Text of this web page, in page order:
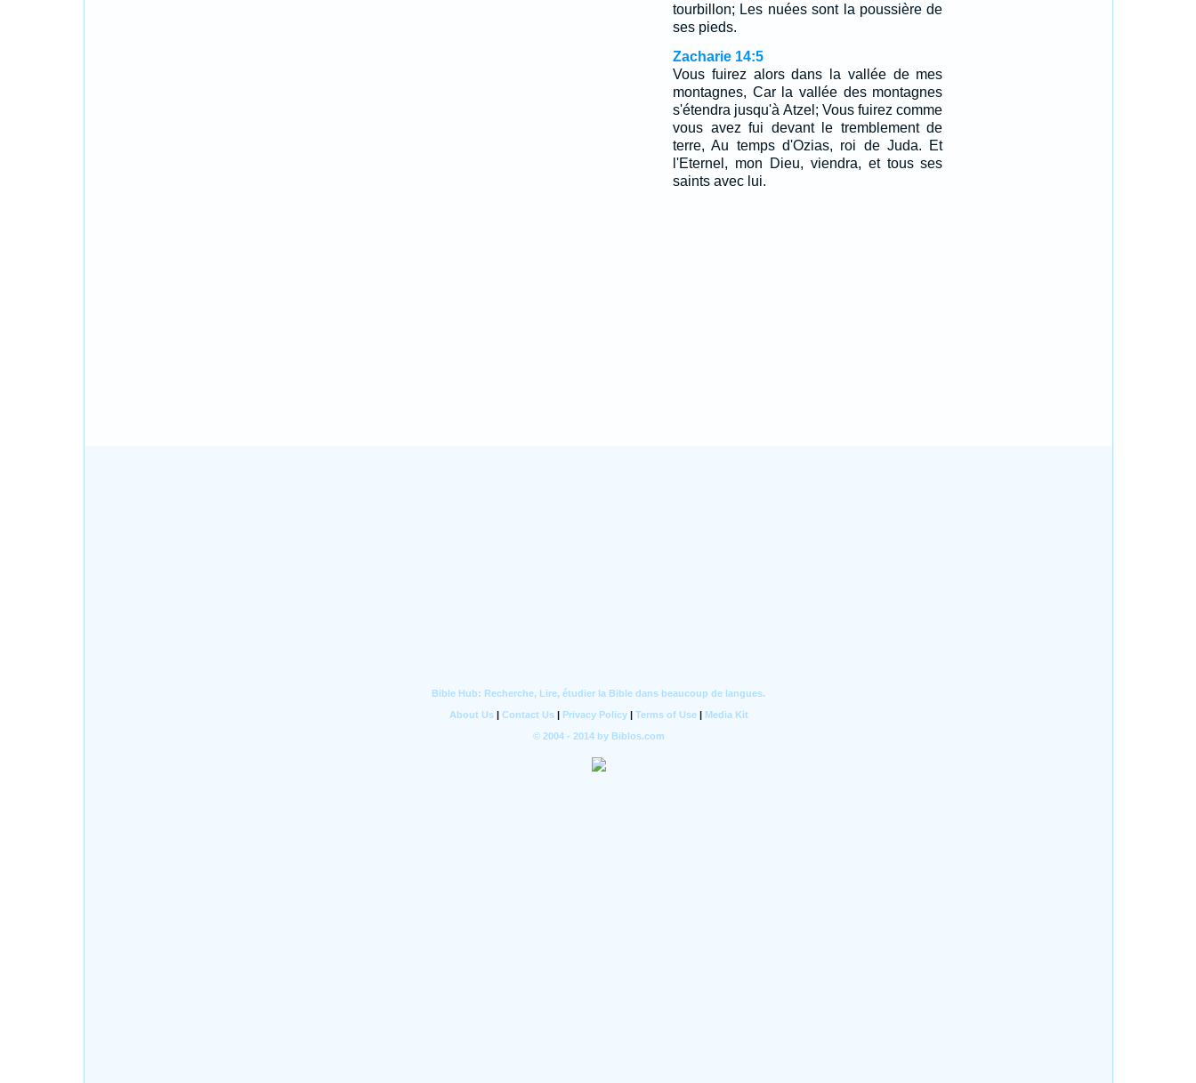
tourbillon; Les nuées sont la poussière de
ses pieds.
Zacharie 14:5
Vous fuirez alors dans la vallée de mes
montagnes, Car la vallée des montagnes
s'étendra jusqu'à Atzel; Vous fuirez comme
vous avez fui devant le tremblement de
terre, Au temps d'Ozias, roi de Juda. Et
l'Eternel, mon Dieu, viendra, et tous ses
saints avec lui.